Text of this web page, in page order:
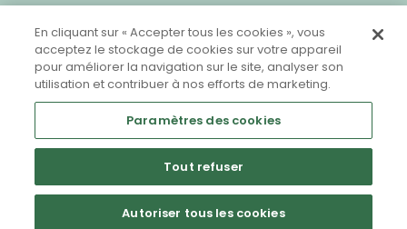
Nous contacter
Partager sur Facebook
En cliquant sur « Accepter tous les cookies », vous
acceptez le stockage de cookies sur votre appareil
pour améliorer la navigation sur le site, analyser son
utilisation et contribuer à nos efforts de marketing.
Paramètres des cookies
Tout refuser
Autoriser tous les cookies